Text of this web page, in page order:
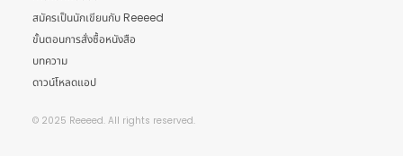
สมัครเป็นนักเขียนกับ Reeeed
ขั้นตอนการสั่งซื้อหนังสือ
บทความ
ดาวน์โหลดแอป
© 2025 Reeeed. All rights reserved.